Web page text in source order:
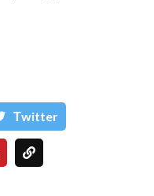
Тwitter